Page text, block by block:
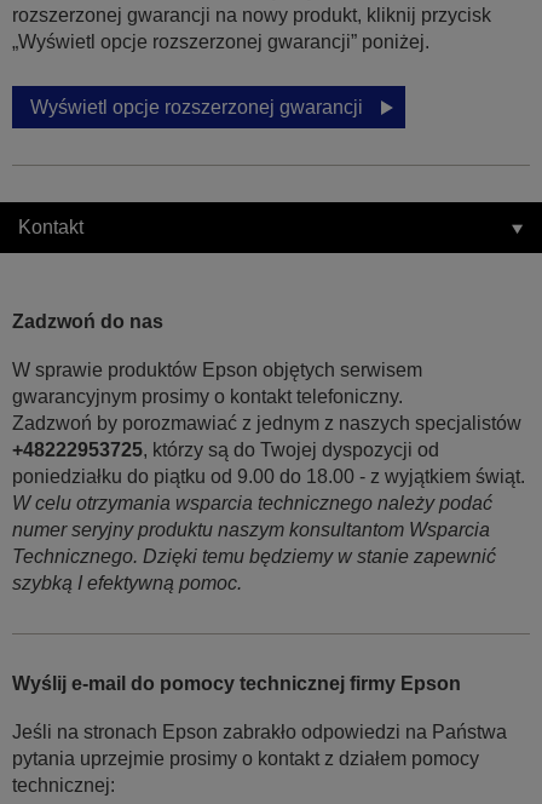
rozszerzonej gwarancji na nowy produkt, kliknij przycisk
„Wyświetl opcje rozszerzonej gwarancji” poniżej.
Wyświetl opcje rozszerzonej gwarancji
Kontakt
Zadzwoń do nas
W sprawie produktów Epson objętych serwisem
gwarancyjnym prosimy o kontakt telefoniczny.
Zadzwoń by porozmawiać z jednym z naszych specjalistów
+48222953725, którzy są do Twojej dyspozycji od
poniedziałku do piątku od 9.00 do 18.00 - z wyjątkiem świąt.
W celu otrzymania wsparcia technicznego należy podać
numer seryjny produktu naszym konsultantom Wsparcia
Technicznego. Dzięki temu będziemy w stanie zapewnić
szybką I efektywną pomoc.
Wyślij e-mail do pomocy technicznej firmy Epson
Jeśli na stronach Epson zabrakło odpowiedzi na Państwa
pytania uprzejmie prosimy o kontakt z działem pomocy
technicznej: